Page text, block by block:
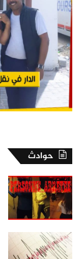
حوادث